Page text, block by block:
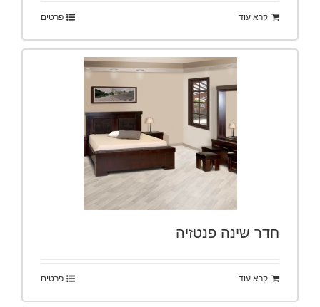
קרא עוד פרטים
חדר שינה פנטזיה
קרא עוד פרטים